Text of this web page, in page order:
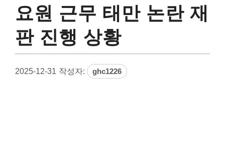
요원 근무 태만 논란 재
판 진행 상황
2025-12-31 작성자: ghc1226